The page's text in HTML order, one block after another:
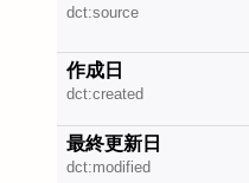
dct:source
作成日
dct:created
最終更新日
dct:modified